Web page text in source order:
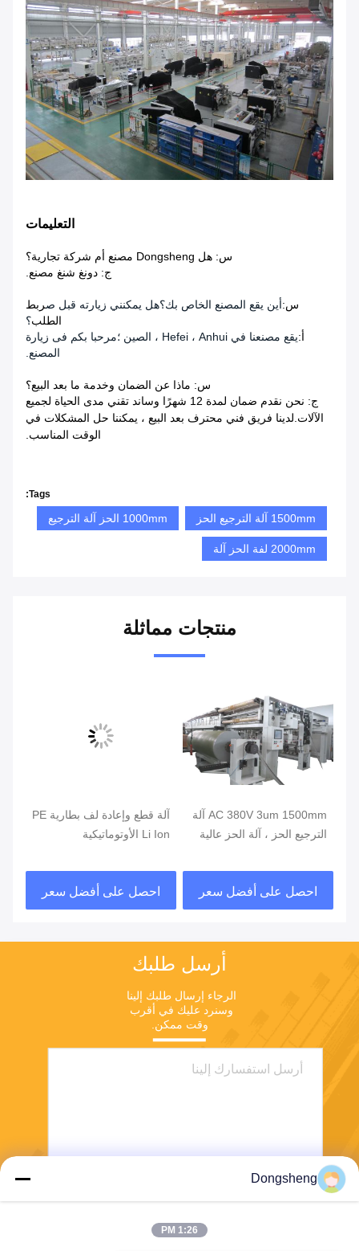
التعليمات
س: هل Dongsheng مصنع أم شركة تجارية؟
ج: دونغ شنغ مصنع.
س:أين يقع المصنع الخاص بك؟هل يمكنني زيارته قبل صربط
الطلب؟
أ:
يقع مصنعنا في Hefei ، Anhui ، الصين ؛مرحبا بكم فى زيارة
المصنع.
س: ماذا عن الضمان وخدمة ما بعد البيع؟
ج: نحن نقدم ضمان لمدة 12 شهرًا وساند تقني مدى الحياة لجميع
الآلات.لدينا فريق فني محترف بعد البيع ، يمكننا حل المشكلات في
الوقت المناسب.
Tags:
1500mm آلة الترجيع الحز 1000mm الحز آلة الترجيع
2000mm لفة الحز آلة
منتجات مماثلة
AC 380V 3um 1500mm آلة
الترجيع الحز ، آلة الحز عالية
احصل على أفضل سعر
آلة قطع وإعادة لف بطارية PE
Li Ion الأوتوماتيكية
احصل على أفضل سعر
أرسل طلبك
وقت ممكن.
Dongsheng
1:26 PM